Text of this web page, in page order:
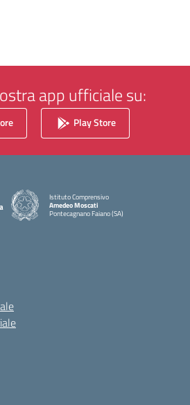
app ufficiale su:
Play Store
Istituto Comprensivo
Amedeo Moscati
Pontecagnano Faiano (SA)
— Visita la pagina iniziale della scuola